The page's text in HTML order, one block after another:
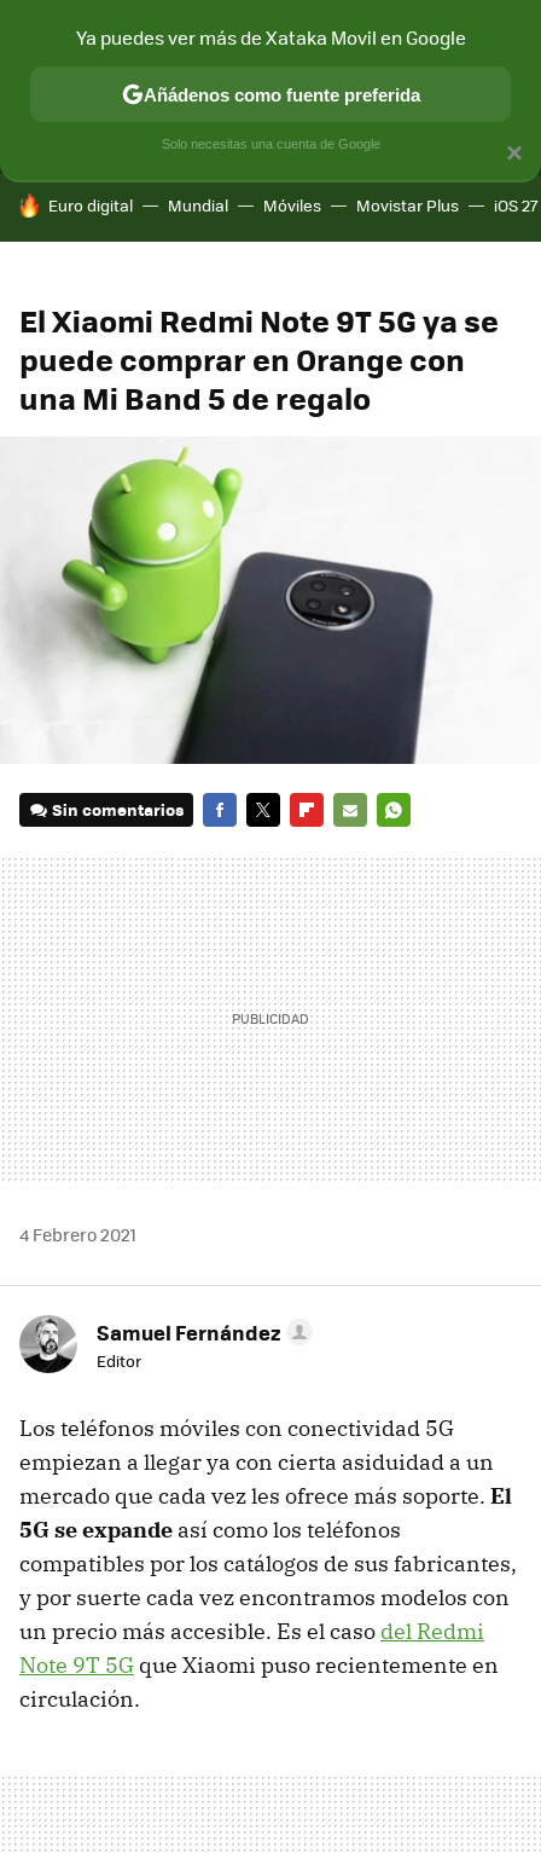
MÓVIL Y SOCIEDAD APLICACIONES
HOY SE HABLA DE
Euro digital Mundial Móviles Movistar Plus iOS 27
El Xiaomi Redmi Note 9T 5G ya se
puede comprar en Orange con
una Mi Band 5 de regalo
Sin comentarios
MAIL
4 Febrero 2021
Samuel Fernández
Editor
Los teléfonos móviles con conectividad 5G
empiezan a llegar ya con cierta asiduidad a un
mercado que cada vez les ofrece más soporte. El
5G se expande así como los teléfonos
compatibles por los catálogos de sus fabricantes,
y por suerte cada vez encontramos modelos con
un precio más accesible. Es el caso del Redmi
Note 9T 5G que Xiaomi puso recientemente en
circulación.
×
Ya puedes ver más de Xataka Movil en Google
Añádenos como fuente preferida
Solo necesitas una cuenta de Google